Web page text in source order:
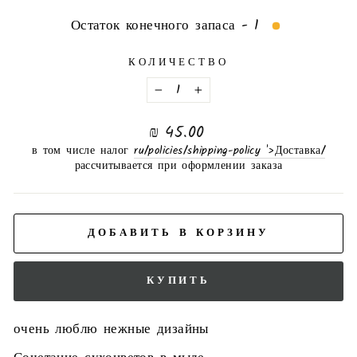
Остаток конечного запаса - 1
КОЛИЧЕСТВО
−
+
нормальная
цена
45.00 ₪
в том числе налог
/ru/policies/shipping-policy '>Доставка
рассчитывается при оформлении заказа
ДОБАВИТЬ В КОРЗИНУ
КУПИТЬ
очень люблю нежные дизайны